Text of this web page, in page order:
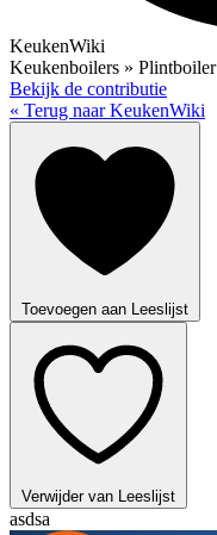
KeukenWiki
Keukenboilers » Plintboiler
Bekijk de contributie
« Terug naar KeukenWiki
Toevoegen aan Leeslijst
Verwijder van Leeslijst
asdsa